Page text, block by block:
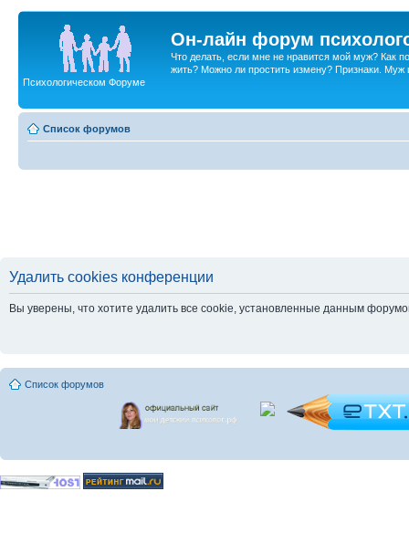
Он-лайн форум
Что делать, если мне не нравится мой муж? Как
жить? Можно ли простить измену? Признаки. Муж
Психологическом Форуме
Список форумов
Удалить cookies конференции
Вы уверены, что хотите удалить все cookie, установленные данным
Список форумов